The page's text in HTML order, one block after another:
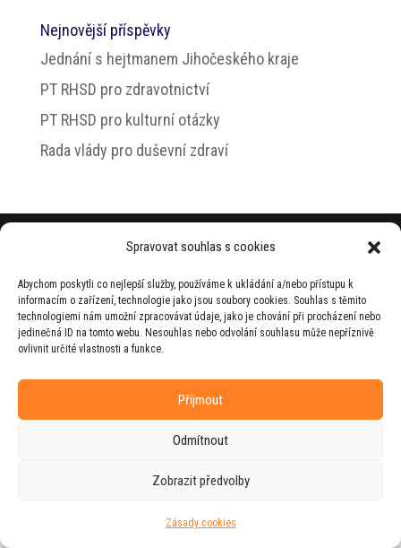
Spravovat souhlas s cookies
Abychom poskytli co nejlepší služby, používáme k ukládání a/nebo přístupu k
informacím o zařízení, technologie jako jsou soubory cookies. Souhlas s těmito
technologiemi nám umožní zpracovávat údaje, jako je chování při procházení nebo
jedinečná ID na tomto webu. Nesouhlas nebo odvolání souhlasu může nepříznivě
ovlivnit určité vlastnosti a funkce.
Příjmout
Odmítnout
Zobrazit předvolby
Zásady cookies
Nejnovější příspěvky
Jednání s hejtmanem Jihočeského kraje
PT RHSD pro zdravotnictví
PT RHSD pro kulturní otázky
Rada vlády pro duševní zdraví
© 2026 Jiří Horecký – Osobní stránky Jiřího
Web vytvořila firmaRUDIve spolupráci s
agenturouZEST BRAND.